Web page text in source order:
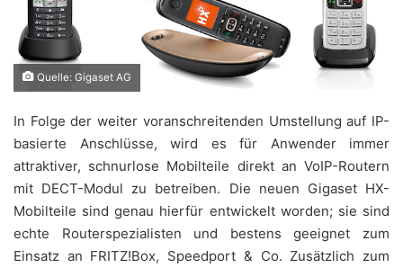
Quelle: Gigaset AG
In Folge der weiter voranschreitenden Umstellung auf IP-
basierte Anschlüsse, wird es für Anwender immer
attraktiver, schnurlose Mobilteile direkt an VoIP-Routern
mit DECT-Modul zu betreiben. Die neuen Gigaset HX-
Mobilteile sind genau hierfür entwickelt worden; sie sind
echte Routerspezialisten und bestens geeignet zum
Einsatz an FRITZ!Box, Speedport & Co. Zusätzlich zum